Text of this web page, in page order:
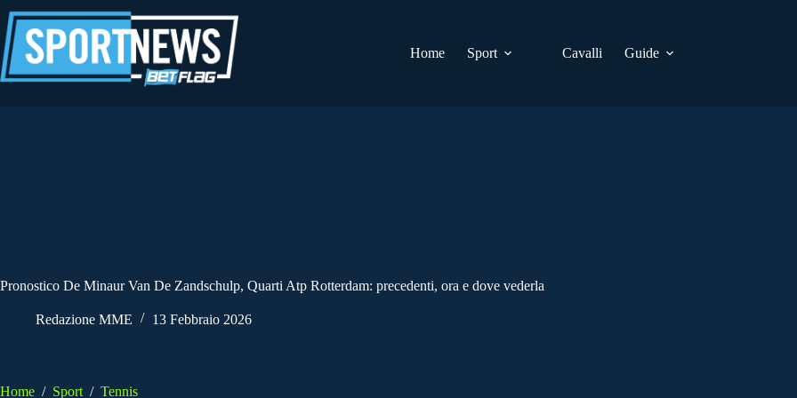
al
contenuto
Home
Sport Cavalli Guide
Pronostico De Minaur Van De Zandschulp, Quarti Atp Rotterdam: precedenti, ora e dove vederla
Redazione MME 13 Febbraio 2026
Home / Sport / Tennis